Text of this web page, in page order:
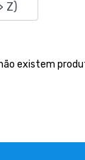
existem